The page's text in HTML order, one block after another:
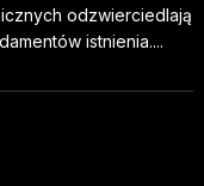
odzwierciedlają
istnienia....